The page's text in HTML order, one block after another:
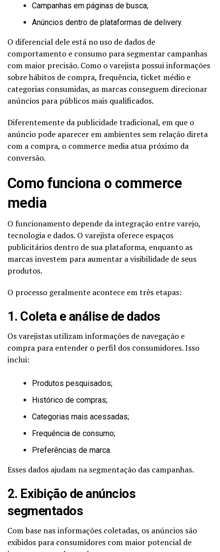
Campanhas em páginas de busca;
Anúncios dentro de plataformas de delivery.
O diferencial dele está no uso de dados de
comportamento e consumo para segmentar campanhas
com maior precisão. Como o varejista possui informações
sobre hábitos de compra, frequência, ticket médio e
categorias consumidas, as marcas conseguem direcionar
anúncios para públicos mais qualificados.
Diferentemente da publicidade tradicional, em que o
anúncio pode aparecer em ambientes sem relação direta
com a compra, o commerce media atua próximo da
conversão.
Como funciona o commerce
media
O funcionamento depende da integração entre varejo,
tecnologia e dados. O varejista oferece espaços
publicitários dentro de sua plataforma, enquanto as
marcas investem para aumentar a visibilidade de seus
produtos.
O processo geralmente acontece em três etapas:
1. Coleta e análise de dados
Os varejistas utilizam informações de navegação e
compra para entender o perfil dos consumidores. Isso
inclui:
Produtos pesquisados;
Histórico de compras;
Categorias mais acessadas;
Frequência de consumo;
Preferências de marca.
Esses dados ajudam na segmentação das campanhas.
2. Exibição de anúncios
segmentados
Com base nas informações coletadas, os anúncios são
exibidos para consumidores com maior potencial de